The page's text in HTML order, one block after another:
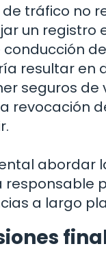
de tráfico no
un registro
conducción
resultar en
seguros de
revocación
abordar
responsable
a largo